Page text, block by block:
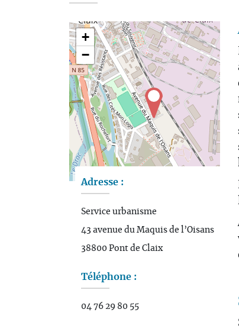
+
−
Leaflet
Adresse :
Service urbanisme
43 avenue du Maquis de l’Oisans
38800 Pont de Claix
Téléphone :
04 76 29 80 55